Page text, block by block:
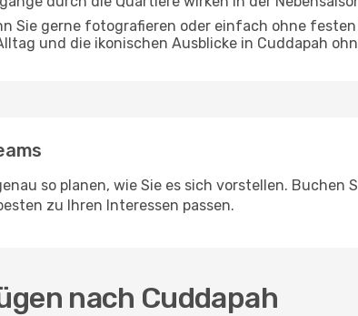
Sie gerne fotografieren oder einfach ohne
und die ikonischen Ausblicke in Cuddapah
so planen, wie Sie es sich vorstellen. Buchen
zu Ihren Interessen passen.
nach Cuddapah